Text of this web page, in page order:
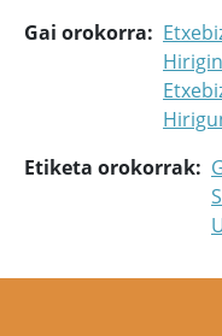
Gai orokorra
Etiketa orokorrak